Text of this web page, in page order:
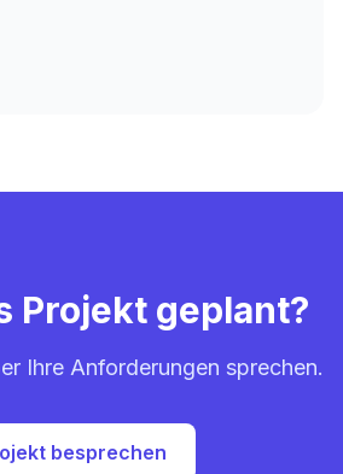
Projekt geplant?
Ihre Anforderungen sprechen.
besprechen